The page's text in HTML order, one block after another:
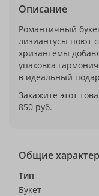
Описание
Романтичный
лизиантусы поют
хризантемы
упаковка
в идеальный
Закажите этот
850 руб.
Общие
Тип
Букет